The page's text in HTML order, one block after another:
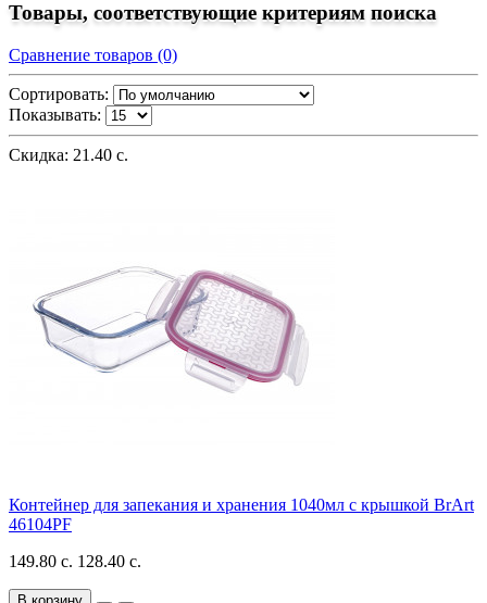
Товары, соответствующие критериям поиска
Сравнение товаров (0)
Сортировать:
Показывать:
Скидка: 21.40 с.
Контейнер для запекания и хранения 1040мл с крышкой BrArt
46104PF
149.80 с. 128.40 с.